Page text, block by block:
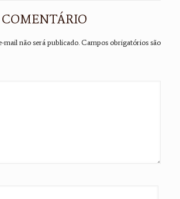
mail não será publicado. Campos obrigatórios são